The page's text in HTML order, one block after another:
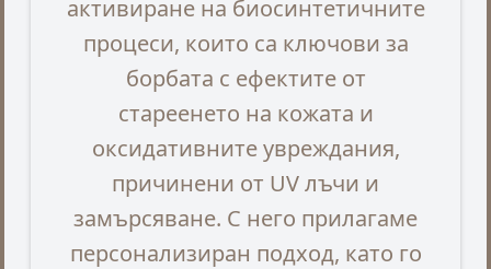
активиране на биосинтетичните
процеси, които са ключови за
борбата с ефектите от
стареенето на кожата и
оксидативните увреждания,
причинени от UV лъчи и
замърсяване. С него прилагаме
персонализиран подход, като го